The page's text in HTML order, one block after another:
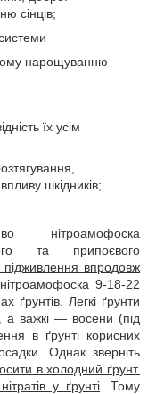
сінців;
нарощуванню
їх усім
шкідників;
нітроамофоска
та припоєвого
впродовж
9-18-22
ґрунтів. Легкі ґрунти
а важкі — восени (під
в ґрунті корисних
Однак зверніть
в холодний ґрунт.
у ґрунті . Тому